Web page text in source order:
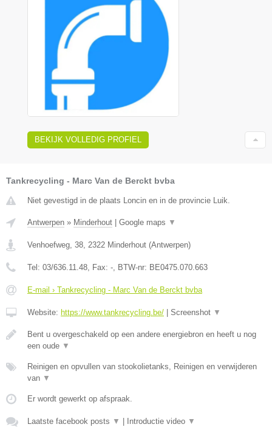
BEKIJK VOLLEDIG PROFIEL
Tankrecycling - Marc Van de Berckt bvba
Niet gevestigd in de plaats Loncin en in de provincie Luik.
Antwerpen » Minderhout | Google maps ▼
Venhoefweg, 38 2322 Minderhout (Antwerpen)
Tel: 03/636.11.48 , Fax: - , BTW-nr: BE0475.070.663
E-mail › Tankrecycling - Marc Van de Berckt bvba
Website: https://www.tankrecycling.be/ | Screenshot ▼
Bent u overgeschakeld op een andere energiebron en heeft u nog
een oude ▼
Reinigen en opvullen van stookolietanks, Reinigen en verwijderen
van ▼
Er wordt gewerkt op afspraak.
Laatste facebook posts ▼ | Introductie video ▼